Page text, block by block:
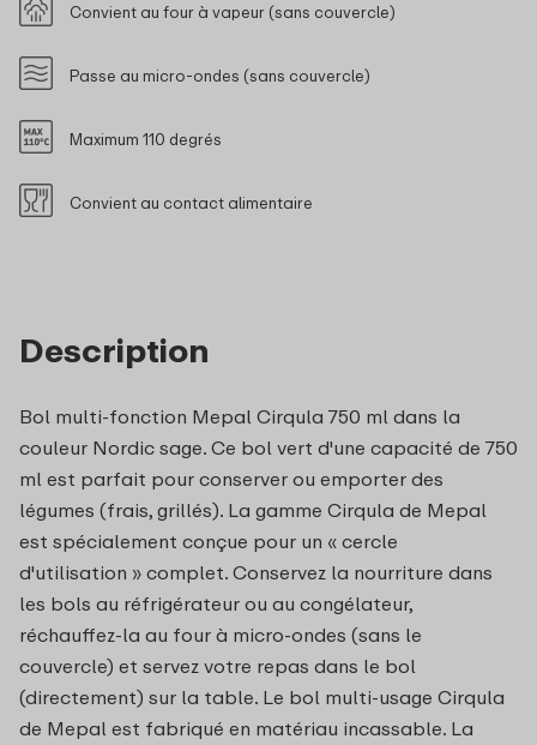
Description
Bol multi-fonction Mepal Cirqula 750 ml dans la
couleur Nordic sage. Ce bol vert d'une capacité de 750
ml est parfait pour conserver ou emporter des
légumes (frais, grillés). La gamme Cirqula de Mepal
est spécialement conçue pour un « cercle
d'utilisation » complet. Conservez la nourriture dans
les bols au réfrigérateur ou au congélateur,
réchauffez-la au four à micro-ondes (sans le
couvercle) et servez votre repas dans le bol
(directement) sur la table. Le bol multi-usage Cirqula
de Mepal est fabriqué en matériau incassable. La
Convient au four à vapeur (sans couvercle)
Passe au micro-ondes (sans couvercle)
Maximum 110 degrés
Convient au contact alimentaire